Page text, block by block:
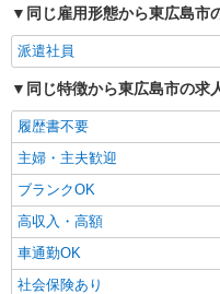
同じ雇用形態から東広島市
派遣社員
同じ特徴から東広島市の求
履歴書不要
主婦・主夫歓迎
ブランクOK
高収入・高額
車通勤OK
社会保険あり